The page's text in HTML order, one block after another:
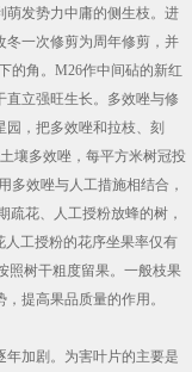
萌发势力中庸的侧生枝。进
冬一次修剪为周年修剪，并
的角。M26作中间砧的新红
直立强旺生长。多效唑与修
，把多效唑和拉枝、刻
壤多效唑，每平方米树冠投
多效唑与人工措施相结合，
花、人工授粉放蜂的树，
人工授粉的花序坐果率仅有
照树干粗度留果。一般枝果
提高果品质量的作用。
加剧。为害叶片的主要是